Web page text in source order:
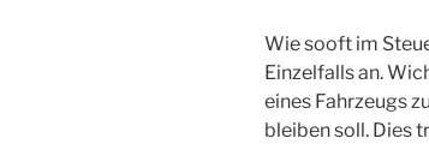
Wie sooft im
Einzelfalls an.
eines Fahrzeugs
bleiben soll. Dies